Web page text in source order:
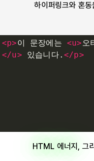
하이퍼링크와 혼
<p>이 문장에는 <u>오
</u> 있습니다. </p>
HTML 에너지 , 그